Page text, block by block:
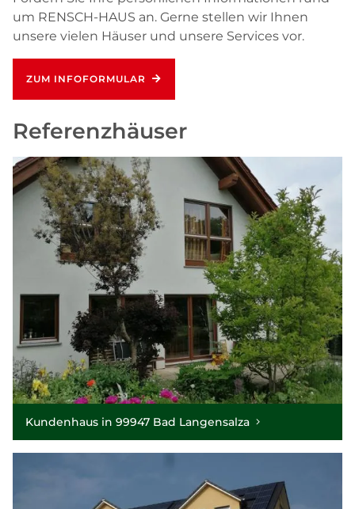
um RENSCH-HAUS an. Gerne stellen wir Ihnen
unsere vielen Häuser und unsere Services vor.
ZUM INFOFORMULAR
Referenzhäuser
Kundenhaus in 99947 Bad Langensalza